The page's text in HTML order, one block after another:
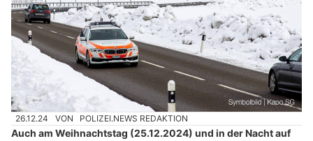
26.12.24 VON POLIZEI.NEWS REDAKTION
Auch am Weihnachtstag (25.12.2024) und in der Nacht auf